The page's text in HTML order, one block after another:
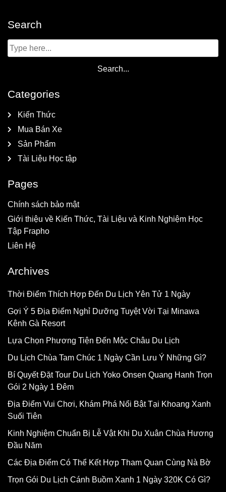
Search
Categories
Kiến Thức
Mua Bán Xe
Sản Phẩm
Tài Liệu Học tập
Pages
Chính sách bảo mật
Giới thiệu về Kiến Thức, Tài Liệu và Kinh Nghiệm Học
Tập Frapho
Liên Hệ
Archives
Thời Điểm Thích Hợp Đến Du Lịch Yên Tử 1 Ngày
Gợi Ý 5 Địa Điểm Nghỉ Dưỡng Tuyệt Vời Tại Minawa
Kênh Gà Resort
Lựa Chọn Phương Tiện Đến Mộc Châu Du Lịch
Du Lịch Chùa Tam Chúc 1 Ngày Cần Lưu Ý Những Gì?
Bí Quyết Đặt Tour Du Lịch Yoko Onsen Quang Hanh Trọn
Gói 2 Ngày 1 Đêm
Địa Điểm Vui Chơi, Khám Phá Nổi Bật Tại Khoang Xanh
Suối Tiên
Kinh Nghiệm Chuẩn Bị Lễ Vật Khi Du Xuân Chùa Hương
Đầu Năm
Các Địa Điểm Có Thể Kết Hợp Tham Quan Cùng Nà Bờ
Trọn Gói Du Lịch Cánh Buồm Xanh 1 Ngày 320K Có Gì?